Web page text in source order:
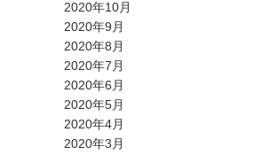
2020年10月
2020年9月
2020年8月
2020年7月
2020年6月
2020年5月
2020年4月
2020年3月